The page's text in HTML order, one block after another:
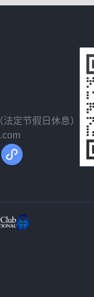
定节假日休息）